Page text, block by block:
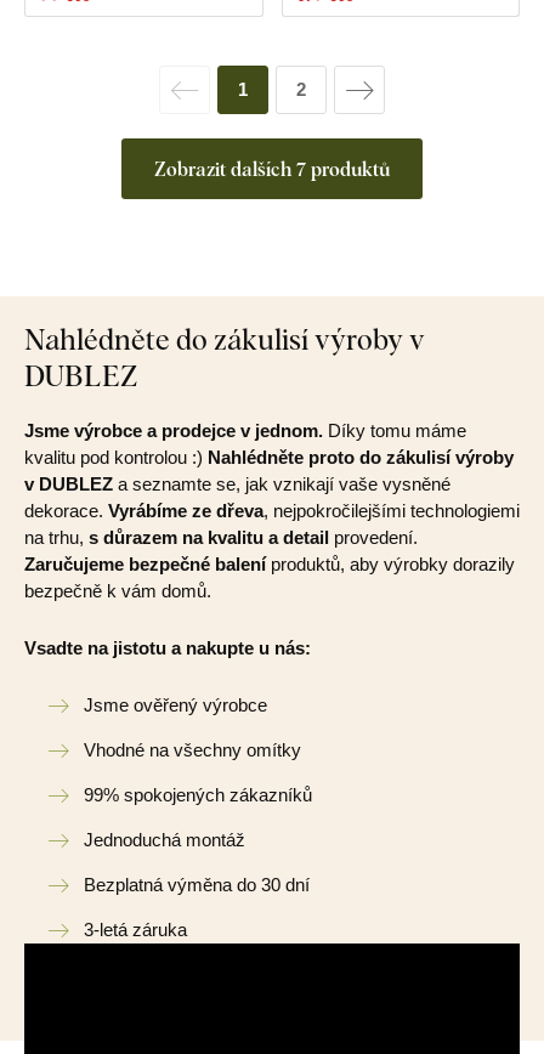
Zobrazit dalších 7 produktů
1 2
Nahlédněte do zákulisí výroby v
DUBLEZ
Jsme výrobce a prodejce v jednom. Díky tomu máme
kvalitu pod kontrolou :) Nahlédněte proto do zákulisí výroby
v DUBLEZ a seznamte se, jak vznikají vaše vysněné
dekorace. Vyrábíme ze dřeva, nejpokročilejšími technologiemi
na trhu, s důrazem na kvalitu a detail provedení.
Zaručujeme bezpečné baleníproduktů, aby výrobky dorazily
bezpečně k vám domů.
Vsadte na jistotu a nakupte u nás:
Jsme ověřený výrobce
Vhodné na všechny omítky
99% spokojených zákazníků
Jednoduchá montáž
Bezplatná výměna do 30 dní
3-letá záruka